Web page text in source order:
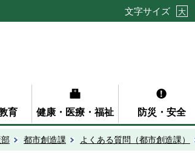
文字サイズ 大
育 健康・医療・福祉 防災・安全
都市創造課 よくある質問（都市創造課）